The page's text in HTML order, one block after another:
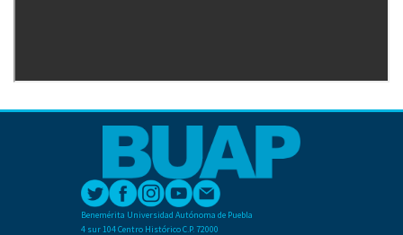
Benemérita Universidad Autónoma de Puebla
4 sur 104 Centro Histórico C.P. 72000